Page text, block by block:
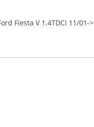
Fiesta V 1.4TDCI 11/01->